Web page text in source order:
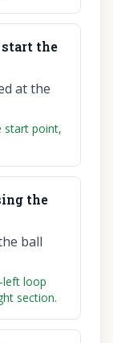
start the
at the
start point,
the
ball
left loop
section.